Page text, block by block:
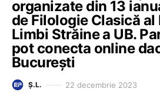
organizate din 13
de Filologie Clasică
Limbi Străine a UB.
pot conecta online
București
Ș.L. 22 decembrie 2023